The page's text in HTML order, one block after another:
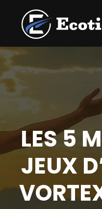
LES 5
JEUX